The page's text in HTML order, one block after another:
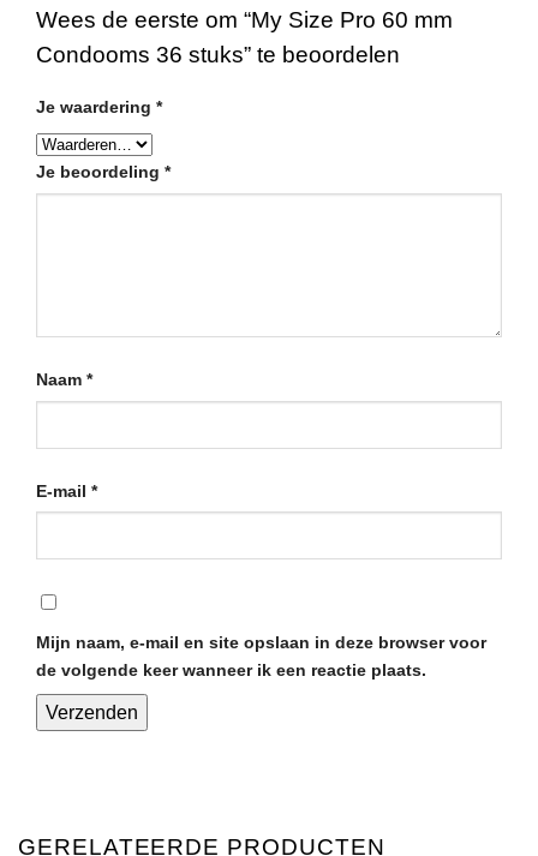
Wees de eerste om “My Size Pro 60 mm
Condooms 36 stuks” te beoordelen
Je waardering *
Je beoordeling *
Naam *
E-mail *
Mijn naam, e-mail en site opslaan in deze browser voor
de volgende keer wanneer ik een reactie plaats.
GERELATEERDE PRODUCTEN